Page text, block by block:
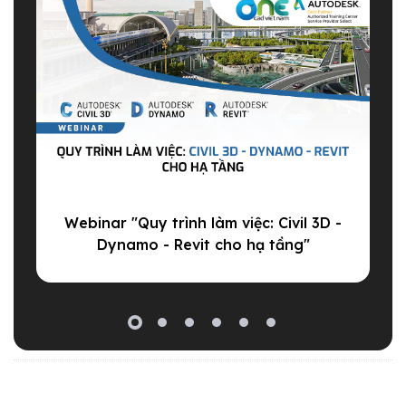
Webinar "Quy trình làm việc: Civil 3D -
Dynamo - Revit cho hạ tầng"